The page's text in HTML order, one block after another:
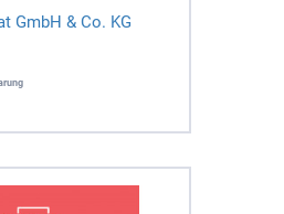
GmbH & Co. KG